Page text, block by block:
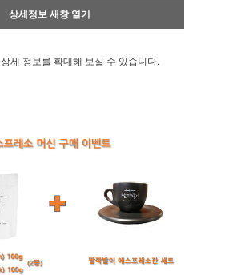
상세정보 새창 열기
상세 정보를 확대해 보실 수 있습니다.